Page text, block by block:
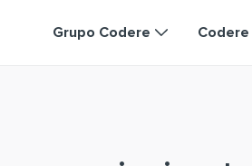
Grupo Codere Codere